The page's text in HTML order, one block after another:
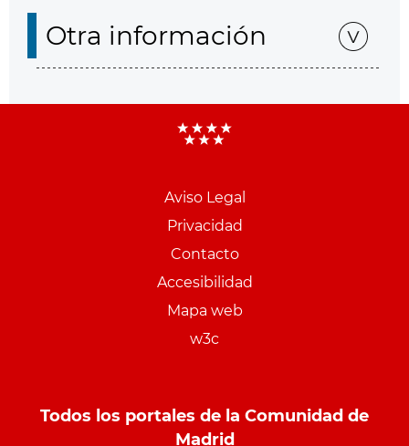
Otra información
Aviso Legal
Privacidad
Contacto
Accesibilidad
Mapa web
w3c
Todos los portales de la Comunidad de
Madrid